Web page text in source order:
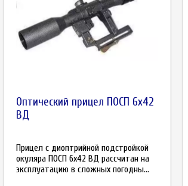
Оптический прицел ПОСП 6x42
ВД
Прицел с диоптрийной подстройкой
окуляра ПОСП 6x42 ВД рассчитан на
эксплуатацию в сложных погодны...